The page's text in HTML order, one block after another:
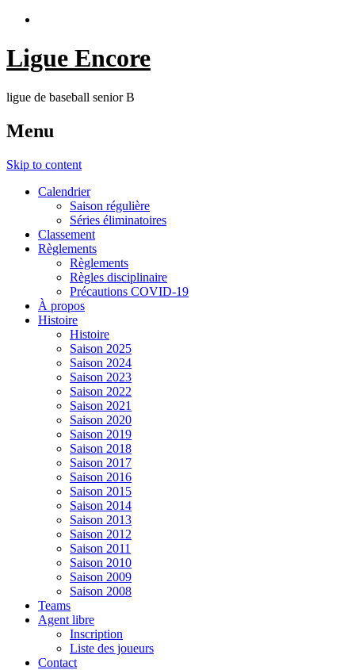
Ligue Encore
ligue de baseball senior B
Menu
Skip to content
Calendrier
Saison régulière
Séries éliminatoires
Classement
Règlements
Règlements
Règles disciplinaire
Précautions COVID-19
À propos
Histoire
Histoire
Saison 2025
Saison 2024
Saison 2023
Saison 2022
Saison 2021
Saison 2020
Saison 2019
Saison 2018
Saison 2017
Saison 2016
Saison 2015
Saison 2014
Saison 2013
Saison 2012
Saison 2011
Saison 2010
Saison 2009
Saison 2008
Teams
Agent libre
Inscription
Liste des joueurs
Contact